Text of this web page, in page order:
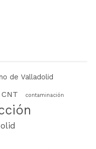
de Valladolid
CNT contaminación